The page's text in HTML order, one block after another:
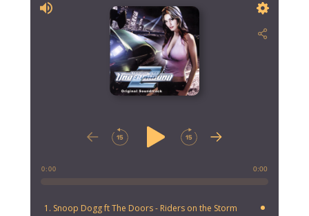
0:00 0:00
1. Snoop Dogg ft The Doors - Riders on the Storm